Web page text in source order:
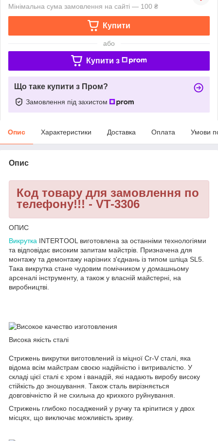
Мінімальна сума замовлення на сайті — 100 ₴
Купити
або
Купити з
Що таке купити з Пром?
Замовлення під захистом
Опис Характеристики Доставка Оплата Умови
Опис
Код товару для замовлення по
телефону!!! - VT-3306
ОПИС
Викрутка INTERTOOL виготовлена за останніми технологіями
та відповідає високим запитам майстрів. Призначена для
монтажу та демонтажу нарізних з'єднань із типом шліца SL5.
Така викрутка стане чудовим помічником у домашньому
арсеналі інструменту, а також у власній майстерні, на
виробництві.
Висока якість сталі
Стрижень викрутки виготовлений із міцної Cr-V сталі, яка
відома всім майстрам своєю надійністю і витривалістю. У
складі цієї сталі є хром і ванадій, які надають виробу високу
стійкість до зношування. Також сталь вирізняється
довговічністю й не схильна до крихкого руйнування.
Стрижень глибоко посаджений у ручку та кріпитися у двох
місцях, що виключає можливість зриву.